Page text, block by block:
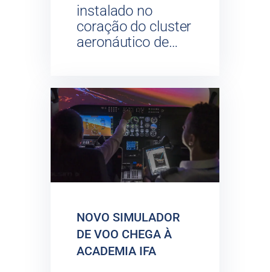
instalado no
coração do cluster
aeronáutico de…
NOVO SIMULADOR
DE VOO CHEGA À
ACADEMIA IFA